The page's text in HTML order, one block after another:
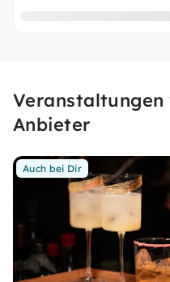
Veranstaltungen
Anbieter
Auch bei Dir